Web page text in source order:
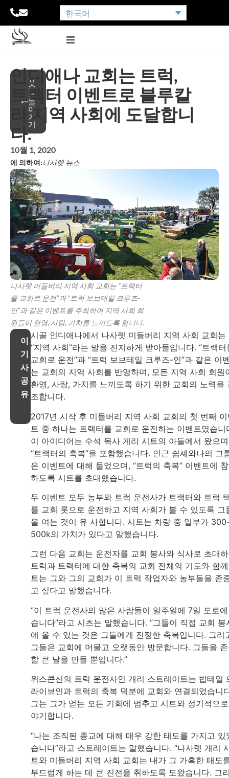
한국어
뉴
스
로
돌
아
가
기
인디애나 교회는 트럭,
트랙터 이벤트로 블루칼
라 지역 사회에 도달합니
다.
10월 1, 2020
에 의하여:나사렛 뉴스
나사렛 미들버리 지역 사회 교회는 “트랙터
를 교회로 운전”과 “트럭 보브테일 크루즈-
인”과 같은 이벤트를 주최하여 지역 사회 회
원들이 환영, 사랑, 가치를 느끼도록 합니다.
이
기
사
공
유
시골 인디애나에서 나사렛 미들버리 지역 사회 교회는
“지역 사회”라는 말을 진지하게 받아들입니다. “트랙터
교회로 운전”과 “트럭 보브테일 크루즈-인”과 같은 이
는 교회의 지역 사회를 반영하며, 모든 지역 사회 회원
환영, 사랑, 가치를 느끼도록 하기 위한 교회의 노력을
조합니다.
2017년 시작 후 미들버리 지역 사회 교회의 첫 번째
트 중 하나는 트랙터를 교회로 운전하는 이벤트였습니
이 아이디어는 수석 목사 게리 시트의 아들에서 왔으
“트랙터의 축복”을 포함했습니다. 인근 쉽셰와나의 그
은 이벤트에 대해 들었으며, “트럭의 축복” 이벤트에
하도록 시트를 초대했습니다.
두 이벤트 모두 농부와 트럭 운전사가 트랙터와 트럭
를 교회 롯으로 운전하고 지역 사회가 볼 수 있도록 그
을 여는 것이 유 사합니다. 시트는 차량 중 일부가
500k의 가치가 있다고 말했습니다.
그런 다음 교회는 운전자를 교회 봉사와 식사로 초대
트럭과 트랙터에 대한 축복의 교회 전체의 기도와 함
트는 그와 그의 교회가 이 트럭 작업자와 농부들을 존
고 싶다고 말했습니다.
“이 트럭 운전사의 많은 사람들이 일주일에 7일 도로
습니다”라고 시츠는 말했습니다. “그들이 직접 교회 봉
에 올 수 있는 것은 그들에게 진정한 축복입니다. 그리
그들은 교회에 머물고 오랫동안 방문합니다. 그들을
할 큰 날을 만들 뿐입니다.”
위스콘신의 트럭 운전사인 개리 스트레이트는 밥테일
라이브인과 트럭의 축복 덕분에 교회와 연결되었습니
그는 그가 얻는 모든 기회에 멈추고 시트와 정기적으
야기합니다.
“나는 조직된 종교에 대해 매우 강한 태도를 가지고 있
습니다”라고 스트레이트는 말했습니다. “나사렛 개리
트와 미들버리 지역 사회 교회는 내가 그 가혹한 태도
부드럽게 하는 데 큰 진전을 취하도록 도왔습니다. 그